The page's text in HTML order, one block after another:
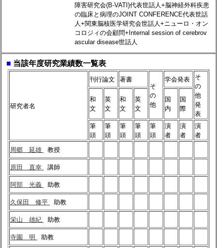
障害研究会(B-VATI)代表世話人+脳神経外科疾患
の臨床と病理のJOINT CONFERENCE代表世話
人+関東脳核医学研究会世話人+ニューロ・オン
コロジィの会顧問+Internal session of cerebrov
ascular disease世話人
■ 当該年度研究業績数一覧表
研究者名
刊行論文
著書
そ
の
他
学会発表
そ
の
他
発
表
和
文
英
文
和
文
英
文
国
内
国
際
筆
頭
筆
頭
筆
頭
筆
頭
筆
頭
演
者
演
者
演
者
周郷 延雄
教授
原田 直幸 講師
阿部 光義 助教
久保田 修平 助教
栄山 雄紀 助教
寺園 明 助教